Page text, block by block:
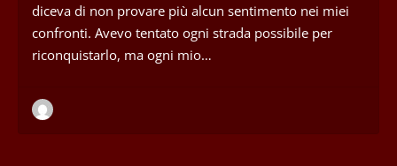
diceva di non provare più alcun sentimento nei miei
confronti. Avevo tentato ogni strada possibile per
riconquistarlo, ma ogni mio…